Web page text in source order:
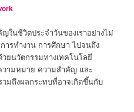
ในชีวิตประจำวันของเราอย่างไม่
ารทำงาน การศึกษา ไปจนถึง
ยนวัตกรรมทางเทคโนโลยี
ามหมาย ความสำคัญ และ
มถึงผลกระทบที่อาจเกิดขึ้นกับ